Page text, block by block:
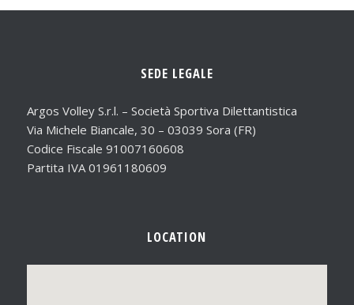
SEDE LEGALE
Argos Volley S.r.l. – Società Sportiva Dilettantistica
Via Michele Biancale, 30 – 03039 Sora (FR)
Codice Fiscale 91007160608
Partita IVA 01961180609
LOCATION